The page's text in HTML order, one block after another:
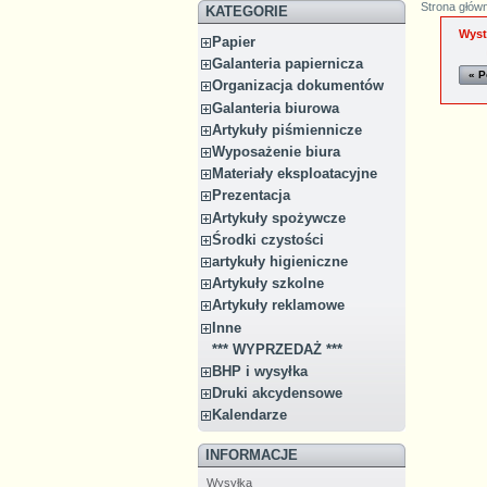
KATEGORIE
Papier
Galanteria papiernicza
Organizacja dokumentów
Galanteria biurowa
Artykuły piśmiennicze
Wyposażenie biura
Materiały eksploatacyjne
Prezentacja
Artykuły spożywcze
Środki czystości
artykuły higieniczne
Artykuły szkolne
Artykuły reklamowe
Inne
*** WYPRZEDAŻ ***
BHP i wysyłka
Druki akcydensowe
Kalendarze
INFORMACJE
Wysyłka
Strona
«